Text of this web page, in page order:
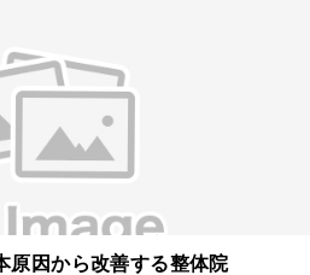
原因から改善する整体院